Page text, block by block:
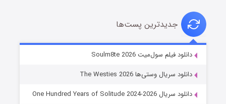
خاندان اژدها فصل ۳
جدیدترین پست‌ها
دانلود فیلم سول‌میت Soulm8te 2026
دانلود سریال وستی‌ها The Westies 2026
دانلود سریال One Hundred Years of Solitude 2024-2026